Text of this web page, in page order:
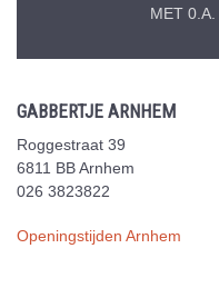
MET 0.A.
GABBERTJE ARNHEM
Roggestraat 39
6811 BB Arnhem
026 3823822
Openingstijden Arnhem